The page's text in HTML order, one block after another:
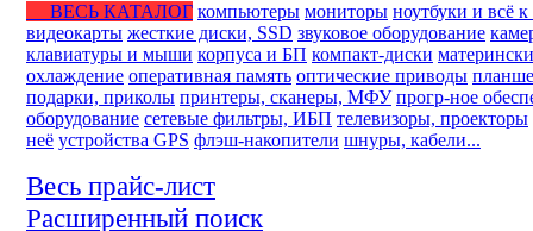
ВЕСЬ КАТАЛОГ компьютеры мониторы ноутбуки и всё
видеокарты жесткие диски, SSD звуковое оборудование
клавиатуры и мыши корпуса и БП компакт-диски
охлаждение оперативная память оптические приводы
подарки, приколы принтеры, сканеры, МФУ прогр-ное
оборудование сетевые фильтры, ИБП телевизоры, проекторы
неё устройства GPS флэш-накопители шнуры, кабели...
Весь прайс-лист
Расширенный поиск